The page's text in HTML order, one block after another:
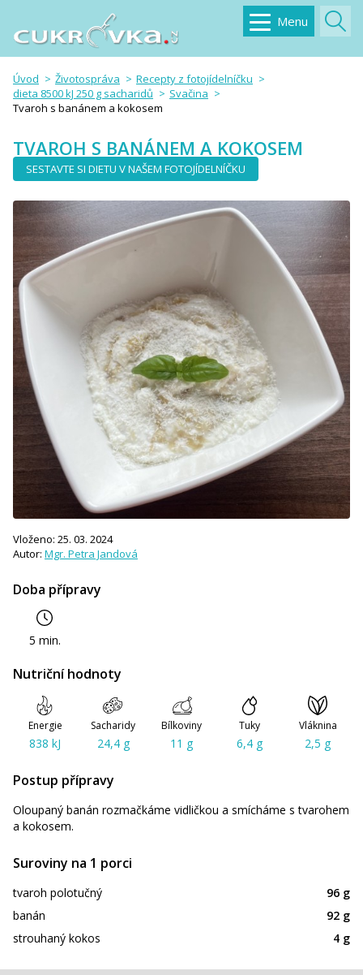
Menu
Úvod Životospráva
Recepty z fotojídelníčku
dieta 8500 kJ 250 g sacharidů
Svačina
Tvaroh s banánem a kokosem
TVAROH S BANÁNEM A KOKOSEM
SESTAVTE SI DIETU V NAŠEM FOTOJÍDELNÍČKU
Doba přípravy
5 min.
Vloženo: 25. 03. 2024
Autor: Mgr. Petra Jandová
Nutriční hodnoty
Energie
838 kJ
Sacharidy
24,4 g
Bílkoviny
11 g
Tuky
6,4 g
Vláknina
2,5 g
Postup přípravy
Oloupaný banán rozmačkáme vidličkou a smícháme s tvarohem
a kokosem.
Suroviny na 1 porci
tvaroh polotučný
96 g
banán
92 g
strouhaný kokos
4 g